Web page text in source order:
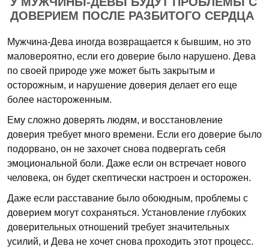
ДОВЕРИЕМ ПОСЛЕ РАЗБИТОГО СЕРДЦА
Мужчина-Дева иногда возвращается к бывшим, но это
маловероятно, если его доверие было нарушено. Дева
по своей природе уже может быть закрытым и
осторожным, и нарушение доверия делает его еще
более настороженным.
Ему сложно доверять людям, и восстановление
доверия требует много времени. Если его доверие было
подорвано, он не захочет снова подвергать себя
эмоциональной боли. Даже если он встречает нового
человека, он будет скептически настроен и осторожен.
Даже если расставание было обоюдным, проблемы с
доверием могут сохраняться. Установление глубоких
доверительных отношений требует значительных
усилий, и Дева не хочет снова проходить этот процесс.